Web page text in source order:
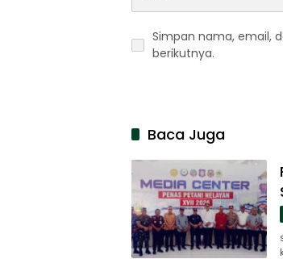
Simpan nama, email,
berikutnya.
Baca Juga